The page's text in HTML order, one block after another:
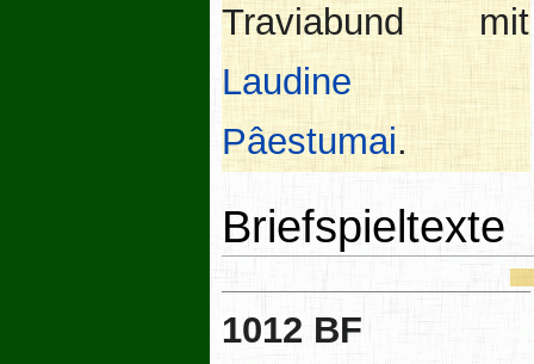
Traviabund mit
Laudine
Pâestumai.
Briefspieltexte
1012 BF